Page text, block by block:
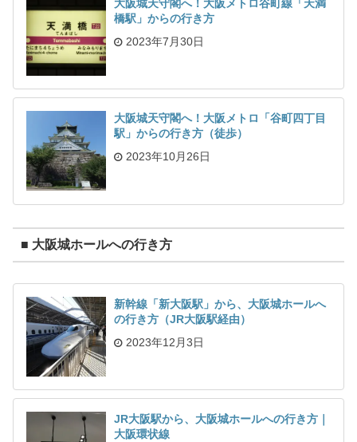
大阪城天守閣へ！大阪メトロ谷町線「天満
橋駅」からの行き方
2023年7月30日
大阪城天守閣へ！大阪メトロ「谷町四丁目
駅」からの行き方（徒歩）
2023年10月26日
■ 大阪城ホールへの行き方
新幹線「新大阪駅」から、大阪城ホールへ
の行き方（JR大阪駅経由）
2023年12月3日
JR大阪駅から、大阪城ホールへの行き方｜
大阪環状線